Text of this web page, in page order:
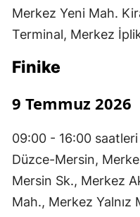
Merkez Yeni Mah.
Terminal, Merkez
Finike
9 Temmuz 2026
09:00 - 16:00 saatleri
Düzce-Mersin,
Mersin Sk., Merkez
Mah., Merkez Yalnız